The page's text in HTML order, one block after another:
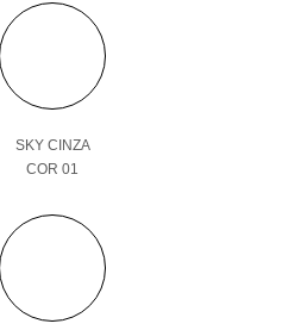
SKY CINZA
COR 01